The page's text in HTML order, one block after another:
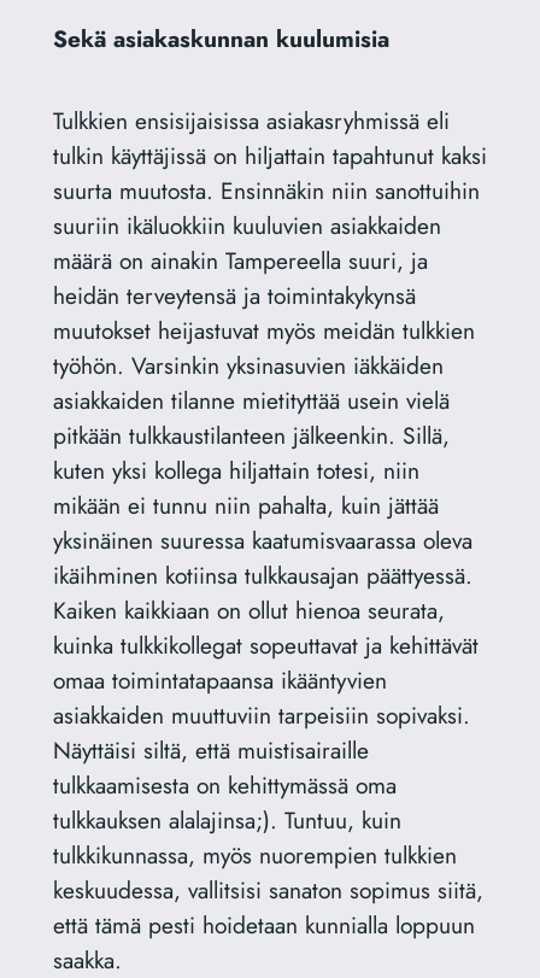
Sekä asiakaskunnan kuulumisia
Tulkkien ensisijaisissa asiakasryhmissä eli
tulkin käyttäjissä on hiljattain tapahtunut kaksi
suurta muutosta. Ensinnäkin niin sanottuihin
suuriin ikäluokkiin kuuluvien asiakkaiden
määrä on ainakin Tampereella suuri, ja
heidän terveytensä ja toimintakykynsä
muutokset heijastuvat myös meidän tulkkien
työhön. Varsinkin yksinasuvien iäkkäiden
asiakkaiden tilanne mietityttää usein vielä
pitkään tulkkaustilanteen jälkeenkin. Sillä,
kuten yksi kollega hiljattain totesi, niin
mikään ei tunnu niin pahalta, kuin jättää
yksinäinen suuressa kaatumisvaarassa oleva
ikäihminen kotiinsa tulkkausajan päättyessä.
Kaiken kaikkiaan on ollut hienoa seurata,
kuinka tulkkikollegat sopeuttavat ja kehittävät
omaa toimintatapaansa ikääntyvien
asiakkaiden muuttuviin tarpeisiin sopivaksi.
Näyttäisi siltä, että muistisairaille
tulkkaamisesta on kehittymässä oma
tulkkauksen alalajinsa;). Tuntuu, kuin
tulkkikunnassa, myös nuorempien tulkkien
keskuudessa, vallitsisi sanaton sopimus siitä,
että tämä pesti hoidetaan kunnialla loppuun
saakka.